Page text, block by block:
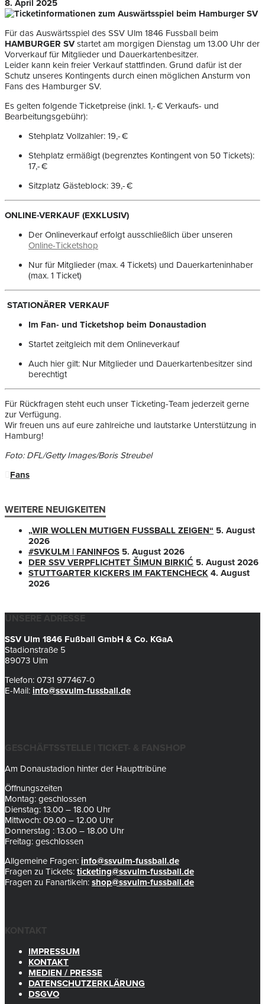
8. April 2025
Für das Auswärtsspiel des SSV Ulm 1846 Fussball beim
HAMBURGER SVstartet am morgigen Dienstag um 13.00 Uhr der
Vorverkauf für Mitglieder und Dauerkartenbesitzer.
Leider kann kein freier Verkauf stattfinden. Grund dafür ist der
Schutz unseres Kontingents durch einen möglichen Ansturm von
Fans des Hamburger SV.
Es gelten folgende Ticketpreise (inkl. 1,- € Verkaufs- und
Bearbeitungsgebühr):
Stehplatz Vollzahler: 19,- €
Stehplatz ermäßigt (begrenztes Kontingent von 50 Tickets):
17,- €
Sitzplatz Gästeblock: 39,- €
ONLINE-VERKAUF (EXKLUSIV)
Der Onlineverkauf erfolgt ausschließlich über unseren
Online-Ticketshop
Nur für Mitglieder (max. 4 Tickets) und Dauerkarteninhaber
(max. 1 Ticket)
STATIONÄRER VERKAUF
Im Fan- und Ticketshop beim Donaustadion
Startet zeitgleich mit dem Onlineverkauf
Auch hier gilt: Nur Mitglieder und Dauerkartenbesitzer sind
berechtigt
Für Rückfragen steht euch unser Ticketing-Team jederzeit gerne
zur Verfügung.
Wir freuen uns auf eure zahlreiche und lautstarke Unterstützung in
Hamburg!
Foto: DFL/Getty Images/Boris Streubel
Fans
WEITERE NEUIGKEITEN
„WIR WOLLEN MUTIGEN FUSSBALL ZEIGEN“
5. August
2026
#SVKULM | FANINFOS 5. August 2026
DER SSV VERPFLICHTET ŠIMUN BIRKIĆ 5. August 2026
STUTTGARTER KICKERS IM FAKTENCHECK 4. August
2026
UNSERE ADRESSE
SSV Ulm 1846 Fußball GmbH & Co. KGaA
Stadionstraße 5
89073 Ulm
Telefon: 0731 977467-0
E-Mail: info@ssvulm-fussball.de
GESCHÄFTSSTELLE | TICKET- & FANSHOP
Am Donaustadion hinter der Haupttribüne
Öffnungszeiten
Montag: geschlossen
Dienstag: 13.00 – 18.00 Uhr
Mittwoch: 09.00 – 12.00 Uhr
Donnerstag : 13.00 – 18.00 Uhr
Freitag: geschlossen
Allgemeine Fragen: info@ssvulm-fussball.de
Fragen zu Tickets: ticketing@ssvulm-fussball.de
Fragen zu Fanartikeln: shop@ssvulm-fussball.de
KONTAKT
IMPRESSUM
KONTAKT
MEDIEN / PRESSE
DATENSCHUTZERKLÄRUNG
DSGVO